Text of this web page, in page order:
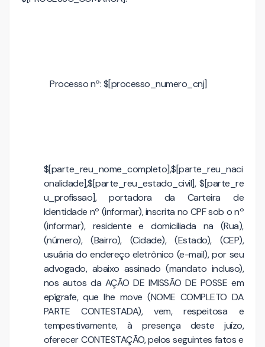
Processo nº: $[processo_numero_cnj]
$[parte_reu_nome_completo],$[parte_reu_naci
onalidade],$[parte_reu_estado_civil], $[parte_re
u_profissao], portadora da Carteira de
Identidade nº (informar), inscrita no CPF sob o nº
(informar), residente e domiciliada na (Rua),
(número), (Bairro), (Cidade), (Estado), (CEP),
usuária do endereço eletrônico (e-mail), por seu
advogado, abaixo assinado (mandato incluso),
nos autos da AÇÃO DE IMISSÃO DE POSSE em
epígrafe, que lhe move (NOME COMPLETO DA
PARTE CONTESTADA), vem, respeitosa e
tempestivamente, à presença deste juízo,
oferecer CONTESTAÇÃO, pelos seguintes fatos e